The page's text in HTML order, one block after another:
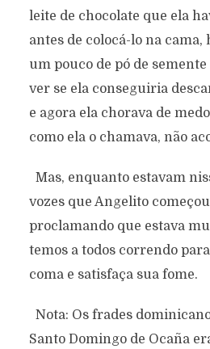
leite de chocolate que ela
antes de colocá-lo na
um pouco de pó de
ver se ela conseguiria
e agora ela chorava de
como ela o chamava, não
Mas, enquanto estavam
vozes que Angelito
proclamando que estava
temos a todos correndo
coma e satisfaça sua fome.
Nota: Os frades
Santo Domingo de Ocaña